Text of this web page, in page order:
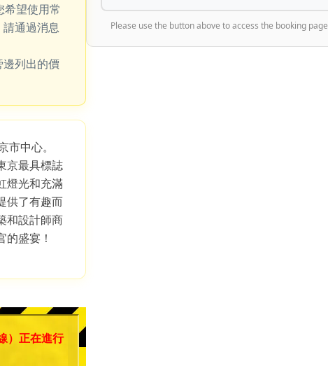
望使用常
通過消息
列出的價
中心。
京最具標誌
燈光和充滿
供了有趣而
和設計師商
盛宴！
）正在進行
Please use the button above to access the booking page